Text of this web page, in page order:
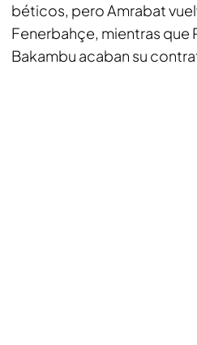
béticos, pero Amrabat
Fenerbahçe, mientras que
Bakambu acaban su